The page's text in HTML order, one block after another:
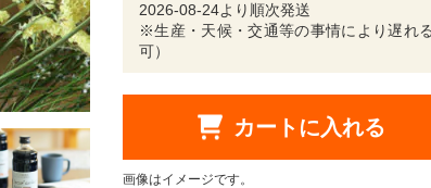
2026-08-24より順次発送
※生産・天候・交通等の事情により遅れ
可）
カートに入れる
画像はイメージです。